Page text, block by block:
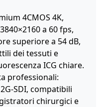
4CMOS 4K,
a 60 fps,
superiore a 54 dB,
dei tessuti e
ICG chiare.
professionali:
SDI, compatibili
chirurgici e